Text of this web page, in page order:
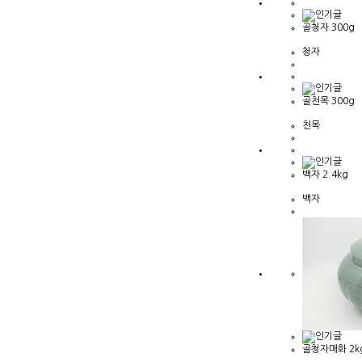
골청자 300g
청자
골천목 300g
천목
백자 2.4kg
백자
골청자매화